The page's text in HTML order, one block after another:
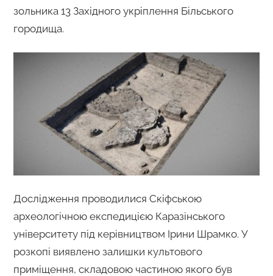
зольника 13 Західного укріплення Більського
городища.
Дослідження проводилися Скіфською
археологічною експедицією Каразінського
університету під керівництвом Ірини Шрамко. У
розкопі виявлено залишки культового
приміщення, складовою частиною якого був